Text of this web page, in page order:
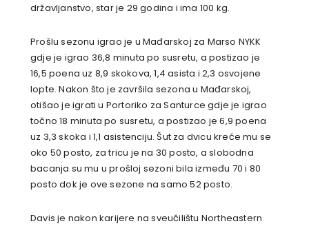
državljanstvo, star je 29 godina i ima 100 kg.
Prošlu sezonu igrao je u Mađarskoj za Marso NYKK
gdje je igrao 36,8 minuta po susretu, a postizao je
16,5 poena uz 8,9 skokova, 1,4 asista i 2,3 osvojene
lopte. Nakon što je završila sezona u Mađarskoj,
otišao je igrati u Portoriko za Santurce gdje je igrao
točno 18 minuta po susretu, a postizao je 6,9 poena
uz 3,3 skoka i 1,1 asistenciju. Šut za dvicu kreće mu se
oko 50 posto, za tricu je na 30 posto, a slobodna
bacanja su mu u prošloj sezoni bila između 70 i 80
posto dok je ove sezone na samo 52 posto.
Davis je nakon karijere na sveučilištu Northeastern